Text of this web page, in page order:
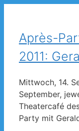
Après-
2011:
Mittwoch, 14.
September,
Theatercafé
Party mit